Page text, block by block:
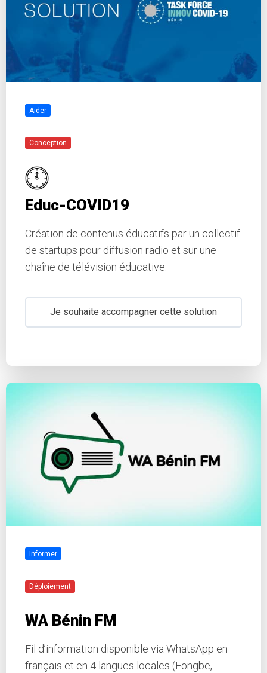
Aider
Conception
Educ-COVID19
Création de contenus éducatifs par un collectif
de startups pour diffusion radio et sur une
chaîne de télévision éducative.
Je souhaite accompagner cette solution
Informer
Déploiement
WA Bénin FM
Fil d’information disponible via WhatsApp en
français et en 4 langues locales (Fongbe,